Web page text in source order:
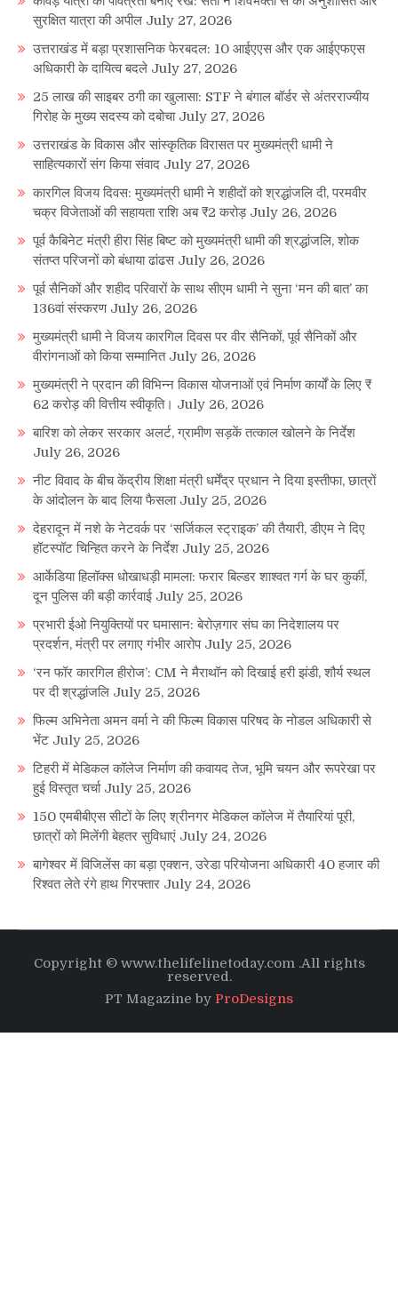
सुरक्षित यात्रा की अपील July 27, 2026
उत्तराखंड में बड़ा प्रशासनिक फेरबदल: 10 आईएएस और एक आईएफएस
अधिकारी के दायित्व बदले July 27, 2026
25 लाख की साइबर ठगी का खुलासा: STF ने बंगाल बॉर्डर से अंतरराज्यीय
गिरोह के मुख्य सदस्य को दबोचा July 27, 2026
उत्तराखंड के विकास और सांस्कृतिक विरासत पर मुख्यमंत्री धामी ने
साहित्यकारों संग किया संवाद July 27, 2026
कारगिल विजय दिवस: मुख्यमंत्री धामी ने शहीदों को श्रद्धांजलि दी, परमवीर
चक्र विजेताओं की सहायता राशि अब ₹2 करोड़ July 26, 2026
पूर्व कैबिनेट मंत्री हीरा सिंह बिष्ट को मुख्यमंत्री धामी की श्रद्धांजलि, शोक
संतप्त परिजनों को बंधाया ढांढस July 26, 2026
पूर्व सैनिकों और शहीद परिवारों के साथ सीएम धामी ने सुना ‘मन की बात’ का
136वां संस्करण July 26, 2026
मुख्यमंत्री धामी ने विजय कारगिल दिवस पर वीर सैनिकों, पूर्व सैनिकों और
वीरांगनाओं को किया सम्मानित July 26, 2026
मुख्यमंत्री ने प्रदान की विभिन्न विकास योजनाओं एवं निर्माण कार्यों के लिए ₹
62 करोड़ की वित्तीय स्वीकृति। July 26, 2026
बारिश को लेकर सरकार अलर्ट, ग्रामीण सड़कें तत्काल खोलने के निर्देश
July 26, 2026
नीट विवाद के बीच केंद्रीय शिक्षा मंत्री धर्मेंद्र प्रधान ने दिया इस्तीफा, छात्रों
के आंदोलन के बाद लिया फैसला July 25, 2026
देहरादून में नशे के नेटवर्क पर ‘सर्जिकल स्ट्राइक’ की तैयारी, डीएम ने दिए
हॉटस्पॉट चिन्हित करने के निर्देश July 25, 2026
आर्केडिया हिलॉक्स धोखाधड़ी मामला: फरार बिल्डर शाश्वत गर्ग के घर कुर्की,
दून पुलिस की बड़ी कार्रवाई July 25, 2026
प्रभारी ईओ नियुक्तियों पर घमासान: बेरोज़गार संघ का निदेशालय पर
प्रदर्शन, मंत्री पर लगाए गंभीर आरोप July 25, 2026
‘रन फॉर कारगिल हीरोज’: CM ने मैराथॉन को दिखाई हरी झंडी, शौर्य स्थल
पर दी श्रद्धांजलि July 25, 2026
फिल्म अभिनेता अमन वर्मा ने की फिल्म विकास परिषद के नोडल अधिकारी से
भेंट July 25, 2026
टिहरी में मेडिकल कॉलेज निर्माण की कवायद तेज, भूमि चयन और रूपरेखा पर
हुई विस्तृत चर्चा July 25, 2026
150 एमबीबीएस सीटों के लिए श्रीनगर मेडिकल कॉलेज में तैयारियां पूरी,
छात्रों को मिलेंगी बेहतर सुविधाएं July 24, 2026
बागेश्वर में विजिलेंस का बड़ा एक्शन, उरेडा परियोजना अधिकारी 40 हजार की
रिश्वत लेते रंगे हाथ गिरफ्तार July 24, 2026
Copyright © www.thelifelinetoday.com .All rights
reserved.
PT Magazine by ProDesigns